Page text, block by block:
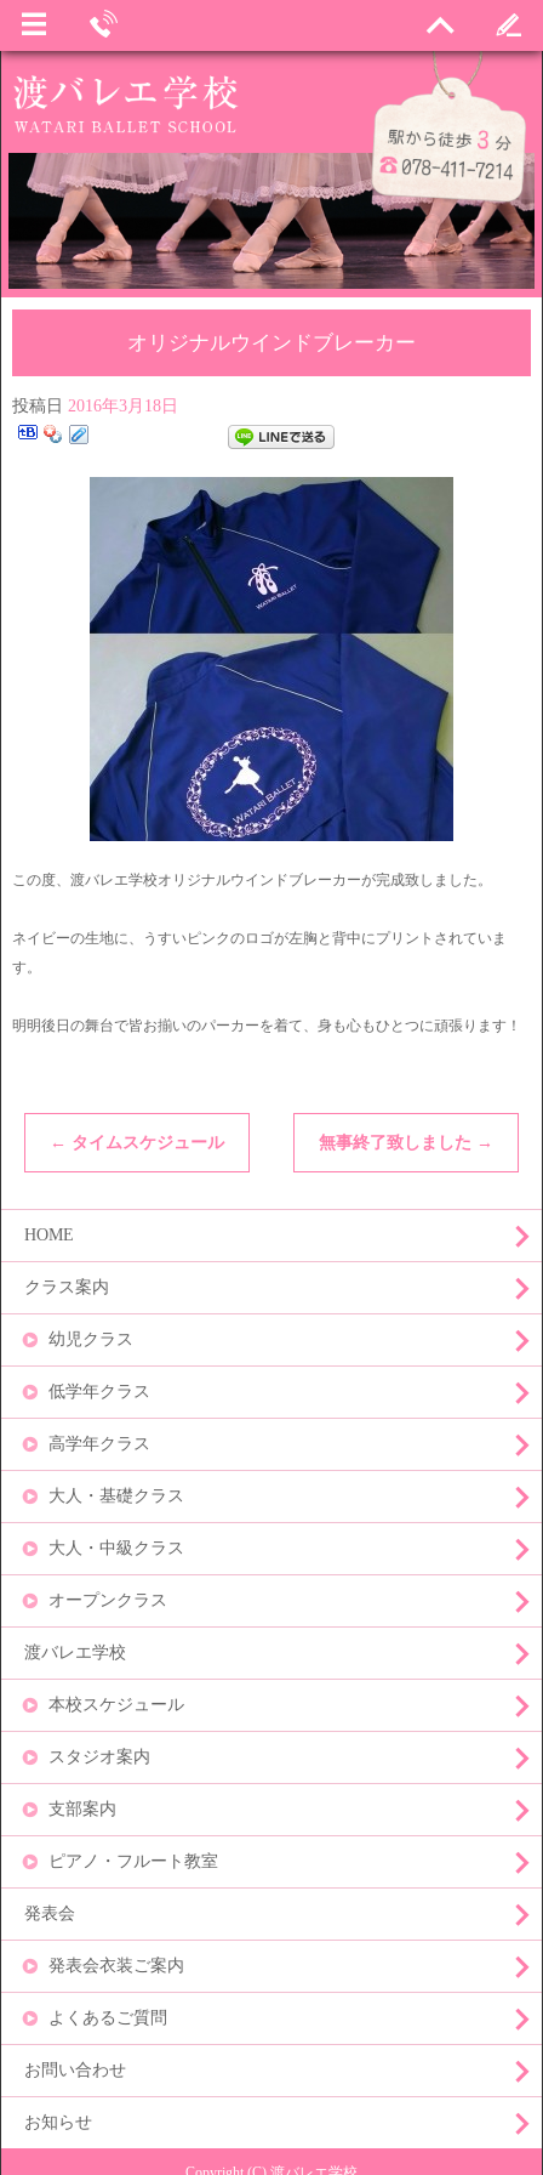
オリジナルウインドブレーカー
投稿日 2016年3月18日
この度、渡バレエ学校オリジナルウインドブレーカーが完成致しました。
ネイビーの生地に、うすいピンクのロゴが左胸と背中にプリントされていま
す。
明明後日の舞台で皆お揃いのパーカーを着て、身も心もひとつに頑張ります！
← タイムスケジュール 無事終了致しました →
HOME
クラス案内
幼児クラス
低学年クラス
高学年クラス
大人・基礎クラス
大人・中級クラス
オープンクラス
渡バレエ学校
本校スケジュール
スタジオ案内
支部案内
ピアノ・フルート教室
発表会
発表会衣装ご案内
よくあるご質問
お問い合わせ
お知らせ